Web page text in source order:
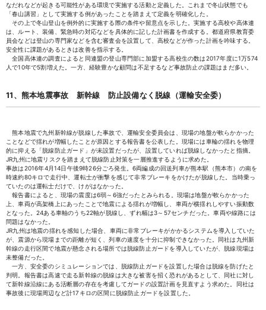
なだれなどが起きる可能性がある環境で実施する活動と定義した。これまで冬山状態でも
「春山講習」として実施する例があったことを踏まえて定義を明確化した。
その上で冬山登山を例外的に実施する際の条件や留意点を示した。実施する高校や高体連
は、ルート、装備、緊急時の対応などを具体的に記した計画書を作成する。都道府県教育委
員会などは登山の専門家などを含む審査会を設置して、高校などが作った計画を吟味する。
安全性に課題があるときは改善を指示する。
全国高体連の調査によると同連盟の登山専門部に加盟する高校生の数は2017年度に1万574
人で10年で5割増えた。一方、経験豊かな顧問は不足するなど事故防止の課題はまだ多い。
11、熊本地震事故 新幹線 防止設備なく脱線（運輸安全委）
熊本地震で九州新幹線が脱線した事故で、運輸安全委員会は、現場の地盤が軟らかかった
ことなどで揺れが増幅したことが原因とする報告書を公表した。現場には車輪の揺れを物理
的に抑える「脱線防止ガード」が未設置だったが、設置していれば脱線しなかったと指摘。
JR九州に地震リスクを踏まえて脱線防止対策を一層推進するように求めた。
事故は2016年4月14日午後9時26分ごろ発生。6両編成の回送列車が熊本駅（熊本市）の南を
時速約80キロで走行中、運転士が衝撃を感じて非常ブレーキをかけたが脱線した。当時乗っ
ていたのは運転士だけで、けがはなかった。
報告書によると、現場の震度は6弱～6強だったとみられる。現場は地盤が軟らかかった
上、車両が高架橋上にあったことで地震による揺れが増幅し、車両が横揺れしやすい振動数
となった。24ある車軸のうち22軸が脱線し、ずれ幅は3～57センチだった。車両や線路には
問題はなかった。
JR九州は地震の揺れを感知した場合、車両に非常ブレーキがかかるシステムを導入していた
が、震源から現場までの距離が短く、列車の速度を十分に抑制できなかった。同社は九州新
幹線の走行区間で地震が懸念される場所では脱線防止ガードを導入していたが、脱線現場は
未整備だった。
一方、安全委のシミュレーションでは、脱線防止ガードを設置した場合は脱線を防げたと
判明。報告書は高速で走る新幹線の脱線は大きな被害を招く恐れがあるとして、同社に対し
て新幹線沿線にある活断層の存在を考慮してガードの設置計画を見直すよう求めた。同社は
事故後に現場周辺など計17キロの区間に脱線防止ガードを設置した。